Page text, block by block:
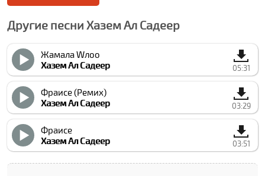
Другие песни Хазем Ал Садеер
Жамала Wлоо
Хазем Ал Садеер
05:31
Фраисе (Ремиx)
Хазем Ал Садеер
03:29
Фраисе
Хазем Ал Садеер
03:51